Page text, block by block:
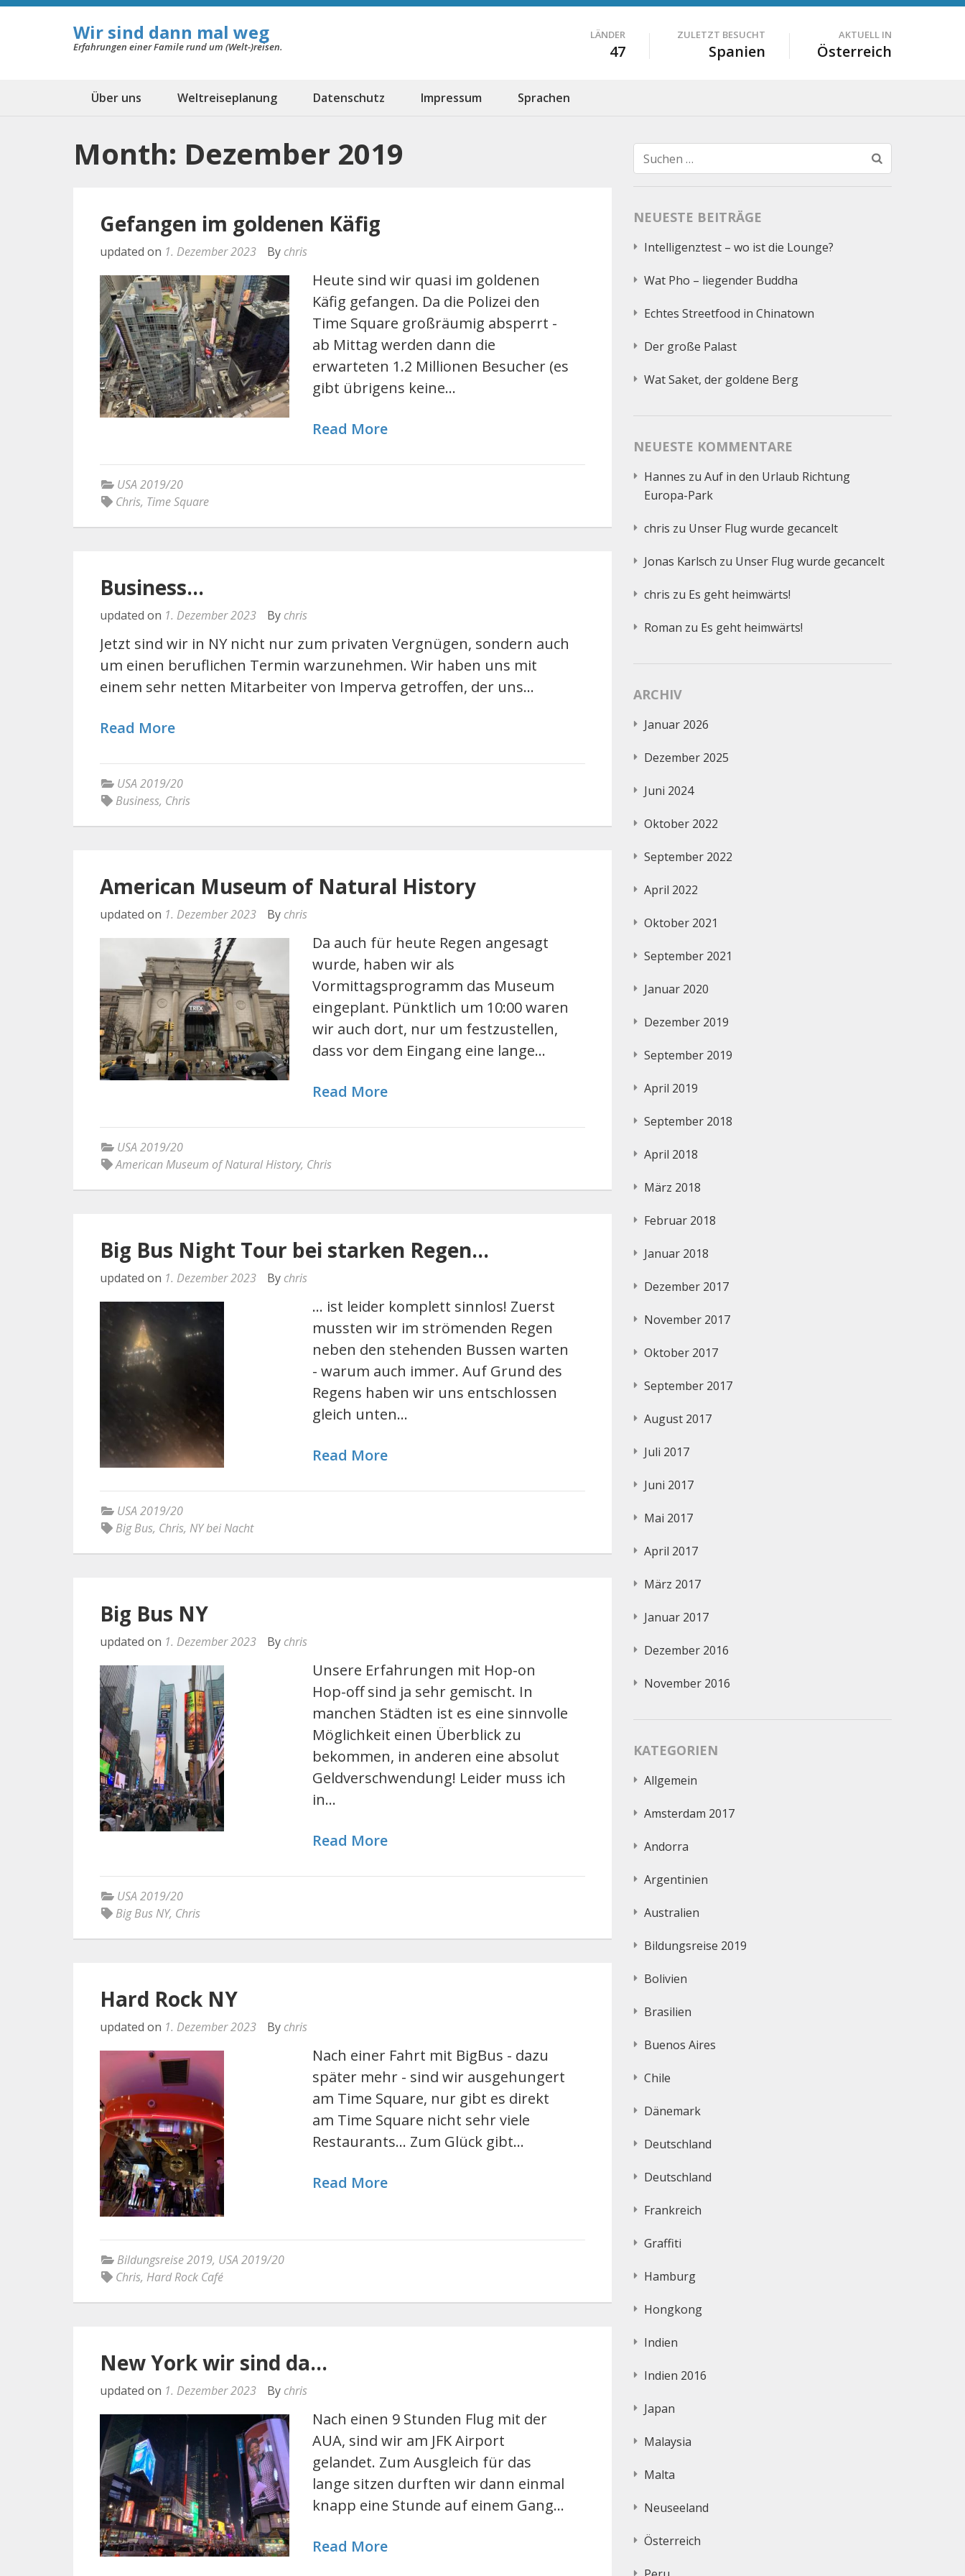
Wir sind dann mal weg
Erfahrungen einer Famile rund um (Welt-)reisen.
LÄNDER
47
ZULETZT BESUCHT
Spanien
AKTUELL IN
Österreich
Über uns Weltreiseplanung Datenschutz Impressum Sprachen
Month: Dezember 2019
Gefangen im goldenen Käfig
updated on 1. Dezember 2023 By chris
Heute sind wir quasi im goldenen
Käfig gefangen. Da die Polizei den
Time Square großräumig absperrt -
ab Mittag werden dann die
erwarteten 1.2 Millionen Besucher (es
gibt übrigens keine…
Read More
USA 2019/20
Chris, Time Square
Business…
updated on 1. Dezember 2023 By chris
Jetzt sind wir in NY nicht nur zum privaten Vergnügen, sondern auch
um einen beruflichen Termin warzunehmen. Wir haben uns mit
einem sehr netten Mitarbeiter von Imperva getroffen, der uns…
Read More
USA 2019/20
Business, Chris
American Museum of Natural History
updated on 1. Dezember 2023 By chris
Da auch für heute Regen angesagt
wurde, haben wir als
Vormittagsprogramm das Museum
eingeplant. Pünktlich um 10:00 waren
wir auch dort, nur um festzustellen,
dass vor dem Eingang eine lange…
Read More
USA 2019/20
American Museum of Natural History, Chris
Big Bus Night Tour bei starken Regen…
updated on 1. Dezember 2023 By chris
... ist leider komplett sinnlos! Zuerst
mussten wir im strömenden Regen
neben den stehenden Bussen warten
- warum auch immer. Auf Grund des
Regens haben wir uns entschlossen
gleich unten…
Read More
USA 2019/20
Big Bus, Chris, NY bei Nacht
Big Bus NY
updated on 1. Dezember 2023 By chris
Unsere Erfahrungen mit Hop-on
Hop-off sind ja sehr gemischt. In
manchen Städten ist es eine sinnvolle
Möglichkeit einen Überblick zu
bekommen, in anderen eine absolut
Geldverschwendung! Leider muss ich
in…
Read More
USA 2019/20
Big Bus NY, Chris
Hard Rock NY
updated on 1. Dezember 2023 By chris
Nach einer Fahrt mit BigBus - dazu
später mehr - sind wir ausgehungert
am Time Square, nur gibt es direkt
am Time Square nicht sehr viele
Restaurants... Zum Glück gibt…
Read More
Bildungsreise 2019, USA 2019/20
Chris, Hard Rock Café
New York wir sind da…
updated on 1. Dezember 2023 By chris
Nach einen 9 Stunden Flug mit der
AUA, sind wir am JFK Airport
gelandet. Zum Ausgleich für das
lange sitzen durften wir dann einmal
knapp eine Stunde auf einem Gang…
Read More
Suchen
nach:
NEUESTE BEITRÄGE
Intelligenztest – wo ist die Lounge?
Wat Pho – liegender Buddha
Echtes Streetfood in Chinatown
Der große Palast
Wat Saket, der goldene Berg
NEUESTE KOMMENTARE
Hannes zu Auf in den Urlaub Richtung
Europa-Park
chris zu Unser Flug wurde gecancelt
Jonas Karlsch zu Unser Flug wurde gecancelt
chris zu Es geht heimwärts!
Roman zu Es geht heimwärts!
ARCHIV
Januar 2026
Dezember 2025
Juni 2024
Oktober 2022
September 2022
April 2022
Oktober 2021
September 2021
Januar 2020
Dezember 2019
September 2019
April 2019
September 2018
April 2018
März 2018
Februar 2018
Januar 2018
Dezember 2017
November 2017
Oktober 2017
September 2017
August 2017
Juli 2017
Juni 2017
Mai 2017
April 2017
März 2017
Januar 2017
Dezember 2016
November 2016
KATEGORIEN
Allgemein
Amsterdam 2017
Andorra
Argentinien
Australien
Bildungsreise 2019
Bolivien
Brasilien
Buenos Aires
Chile
Dänemark
Deutschland
Deutschland
Frankreich
Graffiti
Hamburg
Hongkong
Indien
Indien 2016
Japan
Malaysia
Malta
Neuseeland
Österreich